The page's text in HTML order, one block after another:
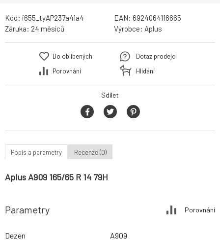
Kód: i655_tyAP237a41a4 EAN: 6924064116665
Záruka: 24 měsíců Výrobce: Aplus
Do oblíbených
Porovnání
Dotaz prodejci
Hlídání
Sdílet
Popis a parametry Recenze (0)
Aplus A909 165/65 R 14 79H
Parametry Porovnání
Dezen
A909